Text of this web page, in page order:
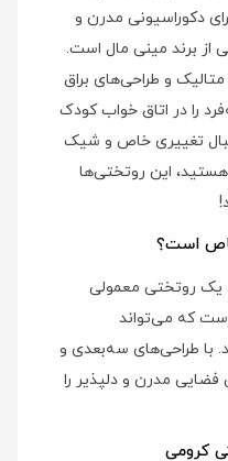
دکوراسیونی مدرن و
برند مینی مال است.
و طراحی‌های براق
را در اتاق خواب کودک
تغییری خاص و شیک
این روتختی‌ها
است؟
روتختی معمولی
که می‌تواند
با طراحی‌های سه‌بعدی و
فضایی مدرن و دلپذیر را
کرومی